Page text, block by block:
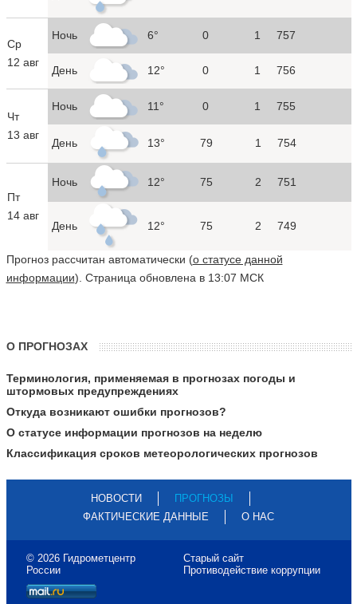
Ср
12 авг
Ночь 6° 0 1 757
День 12° 0 1 756
Чт
13 авг
Ночь 11° 0 1 755
День 13° 79 1 754
Пт
14 авг
Ночь 12° 75 2 751
День 12° 75 2 749
Прогноз рассчитан автоматически (о статусе данной
информации). Страница обновлена в 13:07 МСК
О ПРОГНОЗАХ
Терминология, применяемая в прогнозах погоды и
штормовых предупреждениях
Откуда возникают ошибки прогнозов?
О статусе информации прогнозов на неделю
Классификация сроков метеорологических прогнозов
НОВОСТИ
ПРОГНОЗЫ
ФАКТИЧЕСКИЕ ДАННЫЕ
О НАС
© 2026 Гидрометцентр
России
Старый сайт
Противодействие коррупции